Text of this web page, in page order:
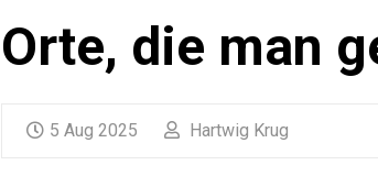
Orte, die man
5 Aug 2025 Hartwig Krug